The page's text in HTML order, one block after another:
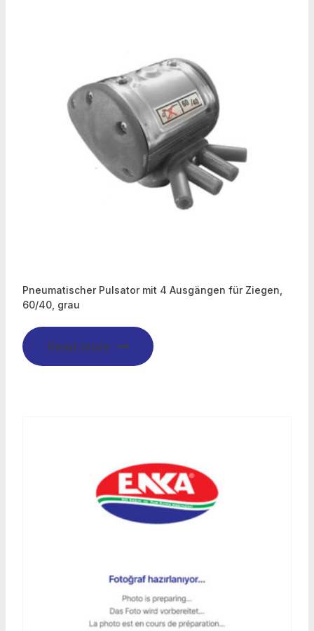
Pneumatischer Pulsator mit 4 Ausgängen für Ziegen,
60/40, grau
Read more